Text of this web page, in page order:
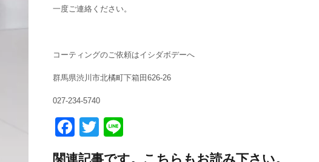
一度ご連絡ください。
コーティングのご依頼はイシダボデーへ
群馬県渋川市北橘町下箱田626-26
027-234-5740
F
a
T
関連記事です。こちらもお読み下さい。